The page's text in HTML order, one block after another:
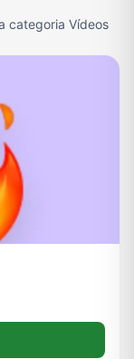
categoria Vídeos